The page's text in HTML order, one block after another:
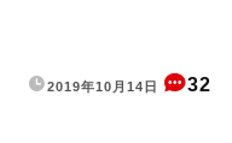
2019年10月14日 32